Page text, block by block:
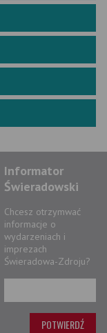
Informator
Świeradowski
Chcesz otrzymwać
informacje o
wydarzeniach i
imprezach
Świeradowa-Zdroju?